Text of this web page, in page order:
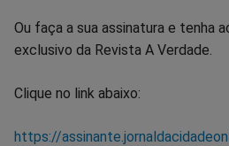
Ou faça a sua assinatura e tenha
exclusivo da Revista A Verdade.
Clique no link abaixo:
https://